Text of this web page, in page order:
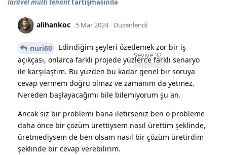
laravel multi tenanttartışmasında
alihankoc
Seviye32
5 Mar 2024 Düzenlendi
nuri60
Edindiğim şeyleri özetlemek zor bir iş
açıkçası, onlarca farklı projede yüzlerce farklı senaryo
ile karşılaştım. Bu yüzden bu kadar genel bir soruya
cevap vermem doğru olmaz ve zamanım da yetmez.
Nereden başlayacağımı bile bilemiyorum şu an.
Ancak siz bir problemi bana iletirseniz ben o probleme
daha önce bir çözüm ürettiysem nasıl ürettim şeklinde,
üretmediysem de ben olsam nasıl bir çözüm üretirdim
şeklinde bir cevap verebilirim.